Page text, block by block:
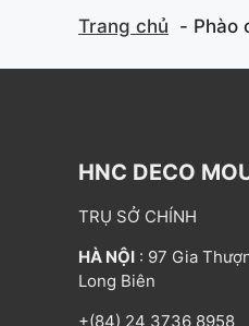
Trang chủ Phào
HNC DECO
TRỤ SỞ CHÍNH
HÀ NỘI : 97 Gia
Long Biên
+(84) 24 3736 8958